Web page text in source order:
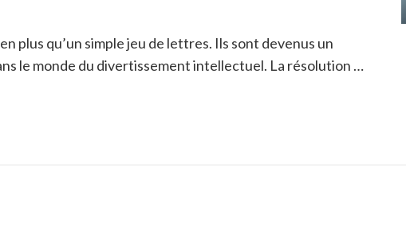
plus qu’un simple jeu de lettres. Ils sont devenus un
le monde du divertissement intellectuel. La résolution …